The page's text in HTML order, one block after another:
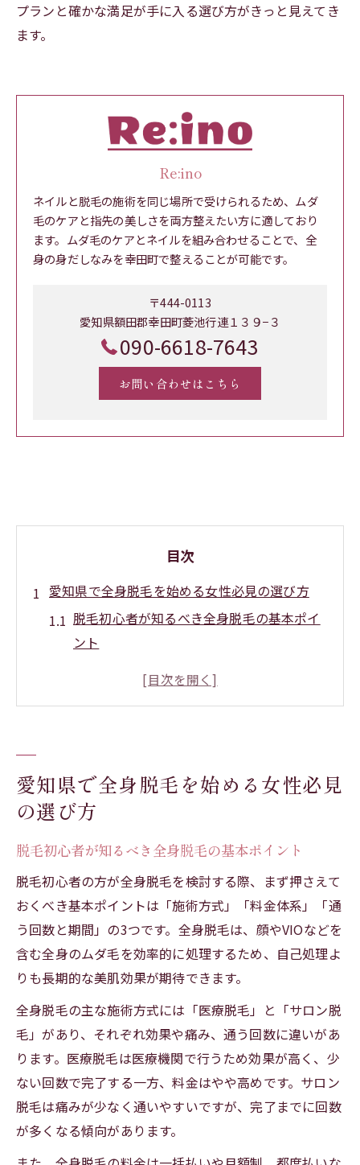
プランと確かな満足が手に入る選び方がきっと見えてき
ます。
Re:ino
ネイルと脱毛の施術を同じ場所で受けられるため、ムダ
毛のケアと指先の美しさを両方整えたい方に適しており
ます。ムダ毛のケアとネイルを組み合わせることで、全
身の身だしなみを幸田町で整えることが可能です。
〒444-0113
愛知県額田郡幸田町菱池行連１３９−３
090-6618-7643
お問い合わせはこちら
目次
愛知県で全身脱毛を始める女性必見の選び方
脱毛初心者が知るべき全身脱毛の基本ポイ
ント
愛知県で脱毛を選ぶ際のサロンと医療脱毛
レディース脱毛全身で後悔しない事前リサ
ーチのコツ
人気のレディース全身脱毛、その効果と魅力と
は
脱毛で得られる全身美肌効果の実態を解説
レディース脱毛全身が人気となる理由を紐
解く
全身脱毛の口コミで評判のメリットを紹介
愛知県の脱毛サロンと医療脱毛の効果比較
全身脱毛の満足度を左右する施術回数の目
安
料金重視なら知っておきたい愛知県の脱毛事情
愛知県の脱毛料金相場と賢い比較方法
全身脱毛プランの料金体系と注意点まとめ
愛知県で全身脱毛を始める女性必見
の選び方
脱毛初心者が知るべき全身脱毛の基本ポイント
脱毛初心者の方が全身脱毛を検討する際、まず押さえて
おくべき基本ポイントは「施術方式」「料金体系」「通
う回数と期間」の3つです。全身脱毛は、顔やVIOなどを
含む全身のムダ毛を効率的に処理するため、自己処理よ
りも長期的な美肌効果が期待できます。
全身脱毛の主な施術方式には「医療脱毛」と「サロン脱
毛」があり、それぞれ効果や痛み、通う回数に違いがあ
ります。医療脱毛は医療機関で行うため効果が高く、少
ない回数で完了する一方、料金はやや高めです。サロン
脱毛は痛みが少なく通いやすいですが、完了までに回数
が多くなる傾向があります。